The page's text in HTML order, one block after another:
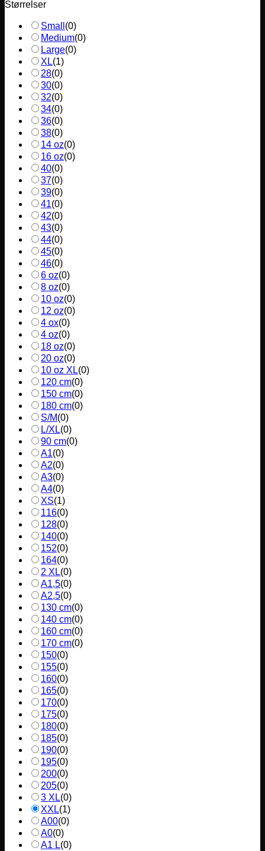
Størrelser
Small (0)
Medium(0)
Large(0)
XL(1)
28(0)
30(0)
32(0)
34(0)
36(0)
38(0)
14 oz(0)
16 oz(0)
40(0)
37(0)
39(0)
41(0)
42(0)
43(0)
44(0)
45(0)
46(0)
6 oz(0)
8 oz(0)
10 oz(0)
12 oz(0)
4 ox(0)
4 oz(0)
18 oz(0)
20 oz(0)
10 oz XL(0)
120 cm(0)
150 cm(0)
180 cm(0)
S/M(0)
L/XL(0)
90 cm(0)
A1(0)
A2(0)
A3(0)
A4(0)
XS(1)
116(0)
128(0)
140(0)
152(0)
164(0)
2 XL(0)
A1,5(0)
A2,5(0)
130 cm(0)
140 cm(0)
160 cm(0)
170 cm(0)
150(0)
155(0)
160(0)
165(0)
170(0)
175(0)
180(0)
185(0)
190(0)
195(0)
200(0)
205(0)
3 XL(0)
XXL(1)
A00(0)
A0(0)
A1 L(0)